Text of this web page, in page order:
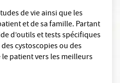
de vie ainsi que les
et de sa famille. Partant
d’outils et tests spécifiques
cystoscopies ou des
patient vers les meilleurs